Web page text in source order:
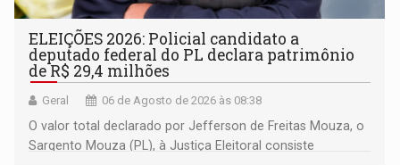
ELEIÇÕES 2026: Policial candidato a
deputado federal do PL declara patrimônio
de R$ 29,4 milhões
Geral 06 de Agosto de 2026 às 08:38
O valor total declarado por Jefferson de Freitas Mouza, o
Sargento Mouza (PL), à Justiça Eleitoral consiste